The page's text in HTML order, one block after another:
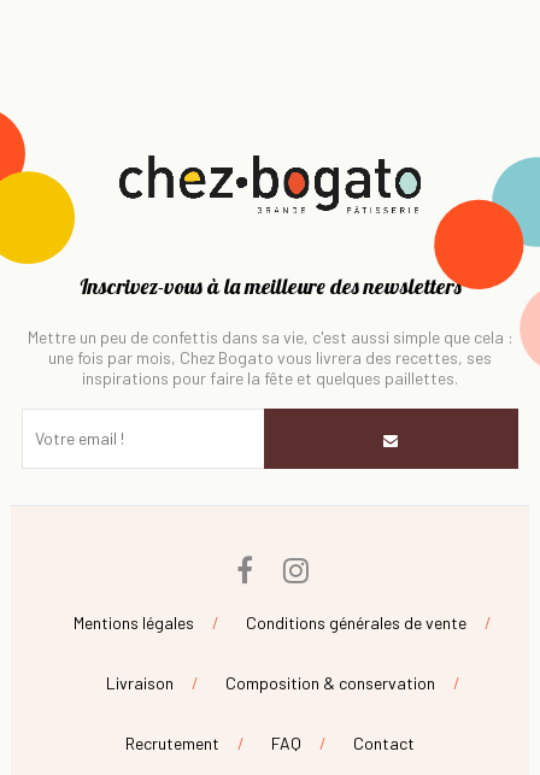
Inscrivez-vous à la meilleure des newsletters
Mettre un peu de confettis dans sa vie, c'est aussi simple que cela :
une fois par mois, Chez Bogato vous livrera des recettes, ses
inspirations pour faire la fête et quelques paillettes.
Facebook
Mentions légales Conditions générales de vente
Livraison Composition & conservation
Recrutement FAQ Contact